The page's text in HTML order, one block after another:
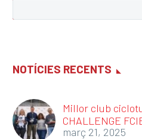
NOTÍCIES RECENTS
Millor club
CHALLENGE
març 21, 2025